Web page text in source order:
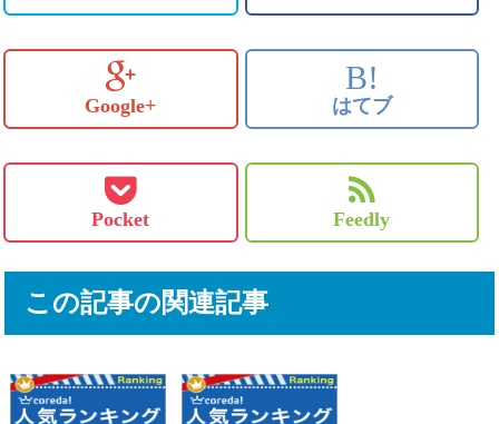
Google+
B!
はてブ
Pocket Feedly
この記事の関連記事